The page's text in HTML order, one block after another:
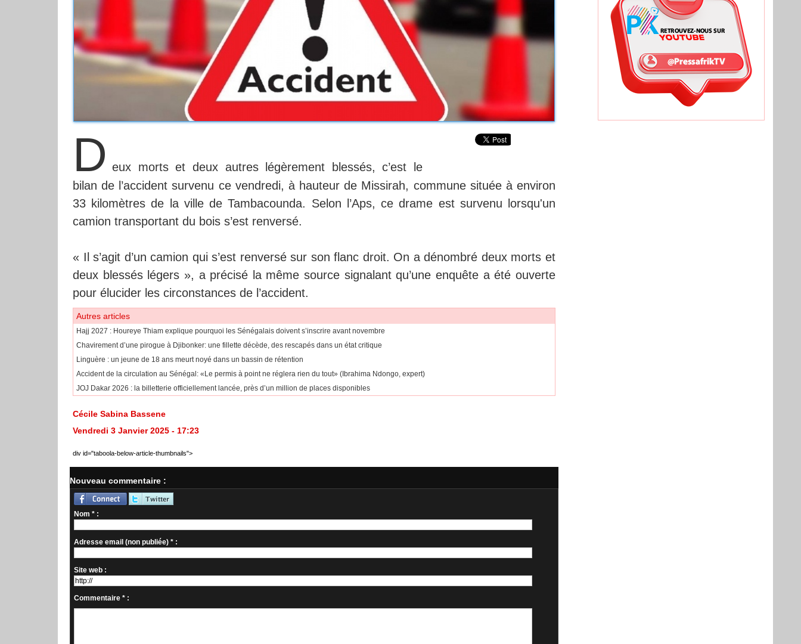
D eux morts et deux autres légèrement blessés, c’est le
bilan de l’accident survenu ce vendredi, à hauteur de Missirah, commune située à environ
33 kilomètres de la ville de Tambacounda. Selon l’Aps, ce drame est survenu lorsqu'un
camion transportant du bois s’est renversé.
« Il s’agit d’un camion qui s’est renversé sur son flanc droit. On a dénombré deux morts et
deux blessés légers », a précisé la même source signalant qu’une enquête a été ouverte
pour élucider les circonstances de l’accident.
Autres articles
Hajj 2027 : Houreye Thiam explique pourquoi les Sénégalais doivent s’inscrire avant novembre
​Chavirement d’une pirogue à Djibonker: une fillette décède, des rescapés dans un état critique
​Linguère : un jeune de 18 ans meurt noyé dans un bassin de rétention
Accident de la circulation au Sénégal: «Le permis à point ne réglera rien du tout» (Ibrahima Ndongo, expert)
JOJ Dakar 2026 : la billetterie officiellement lancée, près d’un million de places disponibles
Cécile Sabina Bassene
Vendredi 3 Janvier 2025 - 17:23
div id="taboola-below-article-thumbnails">
Nouveau commentaire :
Nom * :
Adresse email (non publiée) * :
Site web :
Commentaire * :